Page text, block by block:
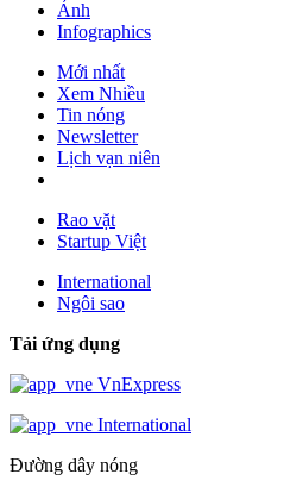
Ảnh
Infographics
Mới nhất
Xem Nhiều
Tin nóng
Newsletter
Lịch vạn niên
Rao vặt
Startup Việt
International
Ngôi sao
Tải ứng dụng
VnExpress
International
Đường dây nóng